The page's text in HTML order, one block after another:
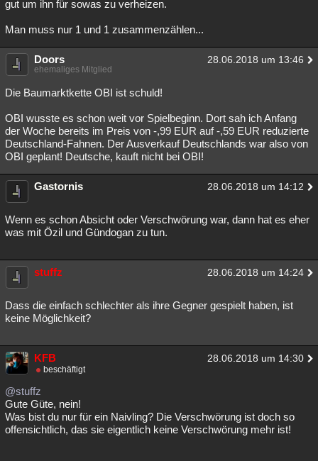
gut um ihn für sowas zu verheizen.
Man muss nur 1 und 1 zusammenzählen...
Doors 28.06.2018 um 13:46
ehemaliges Mitglied
Die Baumarktkette OBI ist schuld!
OBI wusste es schon weit vor Spielbeginn. Dort sah ich Anfang
der Woche bereits im Preis von -,99 EUR auf -,59 EUR reduzierte
Deutschland-Fahnen. Der Ausverkauf Deutschlands war also von
OBI geplant! Deutsche, kauft nicht bei OBI!
Gastornis 28.06.2018 um 14:12
Wenn es schon Absicht oder Verschwörung war, dann hat es eher
was mit Özil und Gündogan zu tun.
stuffz 28.06.2018 um 14:24
Dass die einfach schlechter als ihre Gegner gespielt haben, ist
keine Möglichkeit?
KFB 28.06.2018 um 14:30
beschäftigt
@stuffz
Gute Güte, nein!
Was bist du nur für ein Naivling? Die Verschwörung ist doch so
offensichtlich, das sie eigentlich keine Verschwörung mehr ist!